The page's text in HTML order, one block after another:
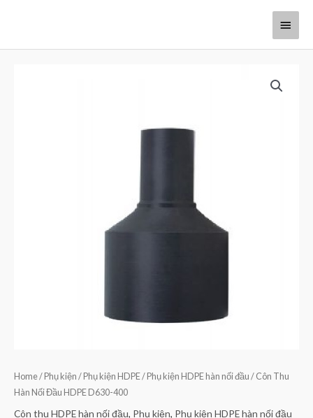
Home/ Phụ kiện / Phụ kiện HDPE/ Phụ kiện HDPE hàn nối đầu / Côn Thu
Hàn Nối Đầu HDPE D630-400
Côn thu HDPE hàn nối đầu, Phụ kiện, Phụ kiện HDPE hàn nối đầu